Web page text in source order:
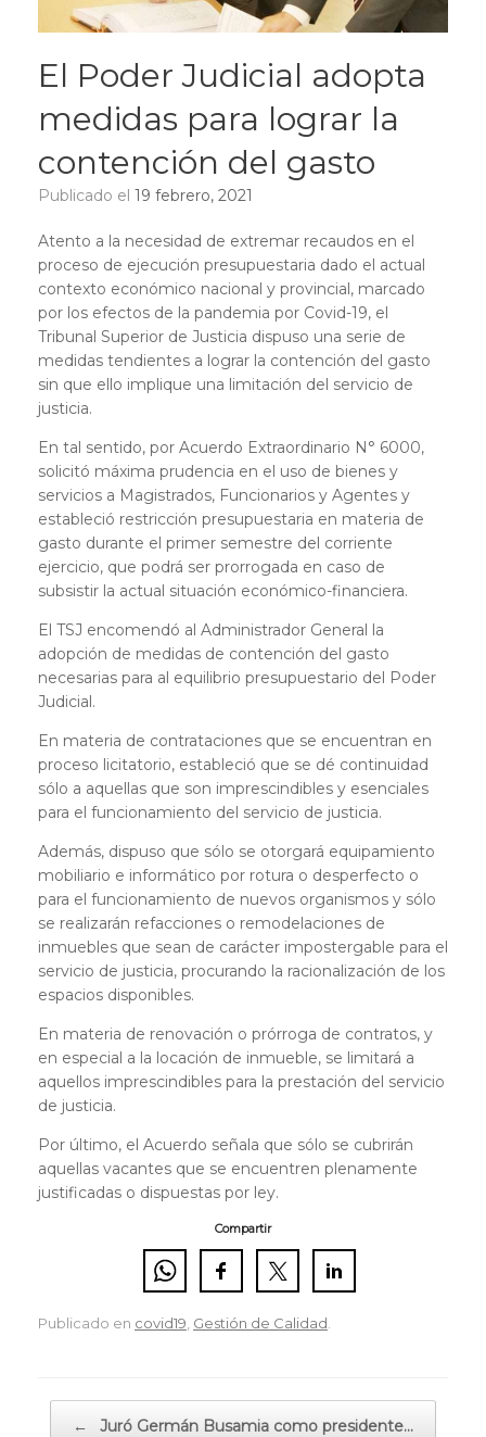
El Poder Judicial adopta
medidas para lograr la
contención del gasto
Publicado el 19 febrero, 2021
Atento a la necesidad de extremar recaudos en el
proceso de ejecución presupuestaria dado el actual
contexto económico nacional y provincial, marcado
por los efectos de la pandemia por Covid-19, el
Tribunal Superior de Justicia dispuso una serie de
medidas tendientes a lograr la contención del gasto
sin que ello implique una limitación del servicio de
justicia.
En tal sentido, por Acuerdo Extraordinario N° 6000,
solicitó máxima prudencia en el uso de bienes y
servicios a Magistrados, Funcionarios y Agentes y
estableció restricción presupuestaria en materia de
gasto durante el primer semestre del corriente
ejercicio, que podrá ser prorrogada en caso de
subsistir la actual situación económico-financiera.
El TSJ encomendó al Administrador General la
adopción de medidas de contención del gasto
necesarias para al equilibrio presupuestario del Poder
Judicial.
En materia de contrataciones que se encuentran en
proceso licitatorio, estableció que se dé continuidad
sólo a aquellas que son imprescindibles y esenciales
para el funcionamiento del servicio de justicia.
Además, dispuso que sólo se otorgará equipamiento
mobiliario e informático por rotura o desperfecto o
para el funcionamiento de nuevos organismos y sólo
se realizarán refacciones o remodelaciones de
inmuebles que sean de carácter impostergable para el
servicio de justicia, procurando la racionalización de los
espacios disponibles.
En materia de renovación o prórroga de contratos, y
en especial a la locación de inmueble, se limitará a
aquellos imprescindibles para la prestación del servicio
de justicia.
Por último, el Acuerdo señala que sólo se cubrirán
aquellas vacantes que se encuentren plenamente
justificadas o dispuestas por ley.
Compartir
Publicado en covid19 Gestión de Calidad
← Juró Germán Busamia como presidente…